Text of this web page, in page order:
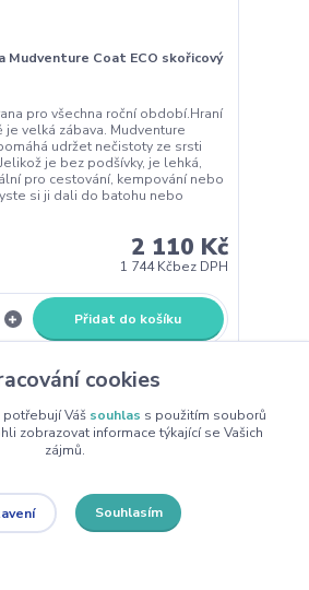
Mudventure Coat ECO skořicový
pro všechna roční období.Hraní
je velká zábava. Mudventure
udržet nečistoty ze srsti
je bez podšívky, je lehká,
pro cestování, kempování nebo
si ji dali do batohu nebo
2 110 Kč
1 744 Kčbez DPH
Přidat do košíku
cookies
Váš souhlas s použitím souborů
zobrazovat informace týkající se Vašich
zájmů.
Souhlasím